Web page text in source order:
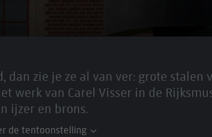
dan zie je ze al van ver: grote stalen
werk van Carel Visser in de
ijzer en brons.
de tentoonstelling